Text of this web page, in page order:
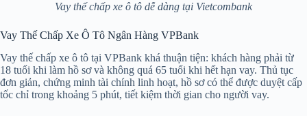
Vay thế chấp xe ô tô dễ dàng tại Vietcombank
Vay Thế Chấp Xe Ô Tô Ngân Hàng VPBank
Vay thế chấp xe ô tô tại VPBank khá thuận tiện: khách hàng phải từ
18 tuổi khi làm hồ sơ và không quá 65 tuổi khi hết hạn vay. Thủ tục
đơn giản, chứng minh tài chính linh hoạt, hồ sơ có thể được duyệt cấp
tốc chỉ trong khoảng 5 phút, tiết kiệm thời gian cho người vay.